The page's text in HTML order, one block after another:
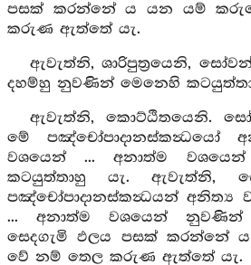
පසක් කරන්නේ ය යන යම්
කරුණ ඇත්තේ යැ.
ඇවැත්නි, ශාරිපුත්‍රයෙනි,
දහම්හු නුවණින් මෙනෙහි
ඇවැත්නි, කොට්ඨිතයෙනි.
මේ පඤ්චෝපාදානස්කන්‍ධයෝ
වශයෙන් ... අනාත්ම
කටයුත්තාහු යැ. ඇවැත්නි,
පඤ්චෝපාදානස්කන්‍ධයන් අනිත්‍ය
... අනාත්ම වශයෙන්
සෙදගැමි ඵලය පසක්
වේ නම් තෙල කරුණ ඇත්තේ යැ.